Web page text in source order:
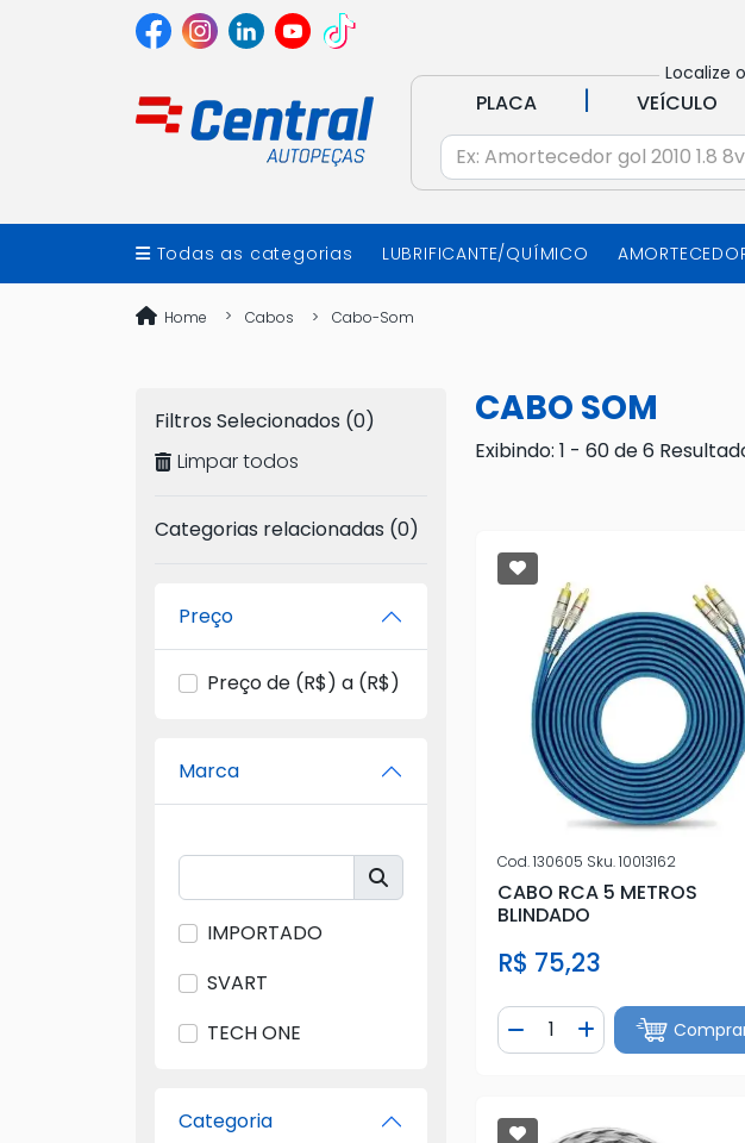
Localize
PLACA | VEÍCULO
Todas as categorias LUBRIFICANTE/QUÍMICO
Home Cabos Cabo-Som
Filtros Selecionados (0)
Limpar todos
Categorias relacionadas (0)
Preço
Preço de (R$) a (R$)
Marca
IMPORTADO
SVART
TECH ONE
Categoria
CABO SOM
Exibindo: 1 - 60 de 6
Cod.130605 Sku.10013162
CABO RCA 5 METROS
BLINDADO
R$ 75,23
Diminuir Quantidade
Quantidade
Adicionar